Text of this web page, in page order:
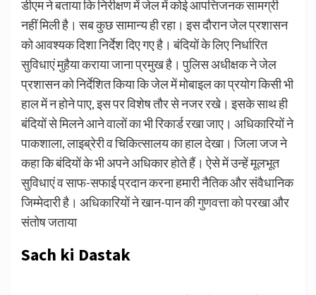
डीएम ने बताया कि निरीक्षण में जेल में कोई आपत्तिजनक सामग्री
नहीं मिली है। सब कुछ सामान्य ही रहा। इस दौरान जेल प्रशासन
को आवश्यक दिशा निर्देश दिए गए है। बंदियों के लिए निर्धारित
सुविधाएं मुहैया कराया जाना प्रमुख है। पुलिस अधीक्षक ने जेल
प्रशासन को निर्देशित किया कि जेल में मोबाइल का प्रयोग किसी भी
हाल में न होने पाए, इस पर विशेष तौर से नजर रखे। इसके साथ ही
बंदियों से मिलने आने वालों का भी रिकार्ड रखा जाए। अधिकारियों ने
पाकशाला, लाइब्रेरी व चिकित्सालय का हाल देखा। जिला जज ने
कहा कि बंदियों के भी अपने अधिकार होते हैं। ऐसे में उन्हें मूलभूत
सुविधाएं व साफ-सफाई प्रदान करना हमारी नैतिक और संवैधानिक
जिम्मेदारी है। अधिकारियों ने खान-पान की गुणवत्ता को परखा और
संतोष जताया
Sach ki Dastak